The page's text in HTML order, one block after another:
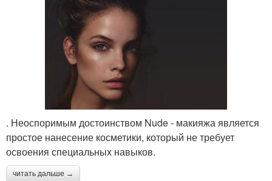
Нюдовый макияж
Красивый макияж Макияж для брюнеток
. Неоспоримым достоинством Nude - макияжа является
простое нанесение косметики, который не требует
освоения специальных навыков.
читать дальше →